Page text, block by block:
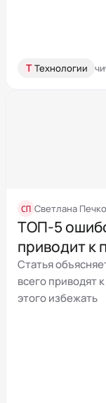
Т Технологии
СП Светлана
ТОП‑5
приводит к
Статья
всего приводят
этого избежать